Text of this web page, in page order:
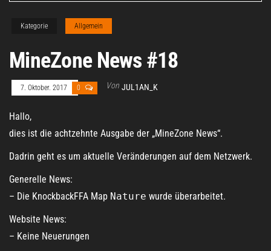
Kategorie Allgemein
MineZone News #18
7. Oktober. 2017 0 Von JUL1AN_K
Hallo,
dies ist die achtzehnte Ausgabe der „MineZone News“.
Dadrin geht es um aktuelle Veränderungen auf dem Netzwerk.
Generelle News:
– Die KnockbackFFA Map Nature wurde überarbeitet.
Website News:
– Keine Neuerungen